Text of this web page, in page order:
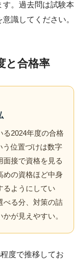
す。過去問は試験本
識してください。
と合格率
る2024年度の合格
う位置づけは数字
面接で資格を見る
めの資格ほど中身
るようにしてい
べる分、対策の詰
が見えやすい。
度で推移してお